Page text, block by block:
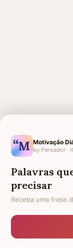
AMOR E
1 MÊS DE
SAUDADES AVÔ
Motivação
by Pensador ·
Palavras
precisar
Receba uma frase